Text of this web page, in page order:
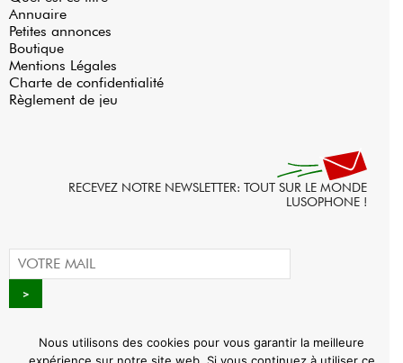
Annuaire
Petites annonces
Boutique
Mentions Légales
Charte de confidentialité
Règlement de jeu
RECEVEZ NOTRE NEWSLETTER: TOUT SUR LE MONDE
LUSOPHONE !
Nous utilisons des cookies pour vous garantir la meilleure